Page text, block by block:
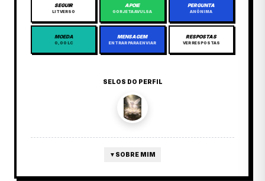
SEGUIR
LITVERSO
APOIE
GORJETA AVULSA
PERGUNTA
ANÔNIMA
MOEDA
0,00 LC
MENSAGEM
ENTRAR PARA ENVIAR
RESPOSTAS
VER RESPOSTAS
SELOS DO PERFIL
▼ SOBRE MIM